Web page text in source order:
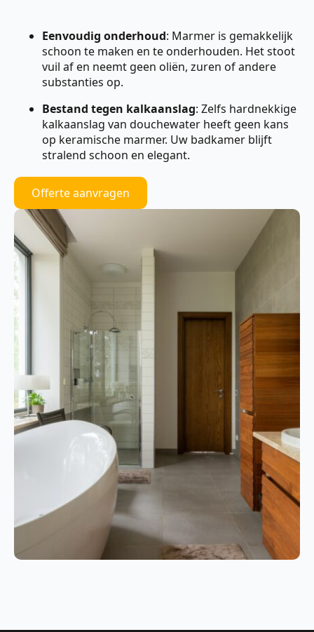
Eenvoudig onderhoud: Marmer is gemakkelijk
schoon te maken en te onderhouden. Het stoot
vuil af en neemt geen oliën, zuren of andere
substanties op.
Bestand tegen kalkaanslag: Zelfs hardnekkige
kalkaanslag van douchewater heeft geen kans
op keramische marmer. Uw badkamer blijft
stralend schoon en elegant.
Offerte aanvragen